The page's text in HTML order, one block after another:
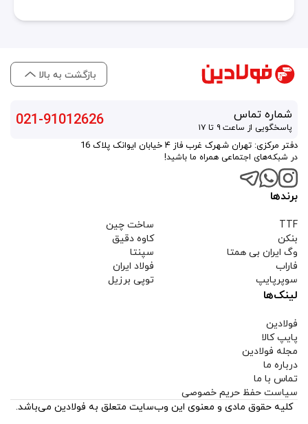
بازگشت به بالا
شماره تماس
پاسخگویی از ساعت ۹ تا ۱۷ 021-91012626
دفتر مرکزی: تهران شهرک غرب فاز ۴ خیابان ایوانک پلاک 16
در شبکه‌های اجتماعی همراه ما باشید!
برندها
TTF
بنکن
وگ ایران بی همتا
فاراب
سوپرپایپ
ساخت چین
کاوه دقیق
سپنتا
فولاد ایران
توپی برزیل
لینک‌ها
فولادین
پایپ کالا
مجله فولادین
درباره ما
تماس با ما
سیاست حفظ حریم خصوصی
کلیه حقوق مادی و معنوی این وب‌سایت متعلق به فولادین می‌باشد.